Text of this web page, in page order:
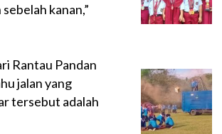
kanan,”
Rantau Pandan
jalan yang
tersebut adalah